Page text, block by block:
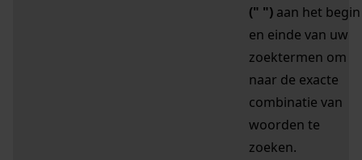
(" ") aan het begin
en einde van uw
zoektermen om
naar de exacte
combinatie van
woorden te
zoeken.